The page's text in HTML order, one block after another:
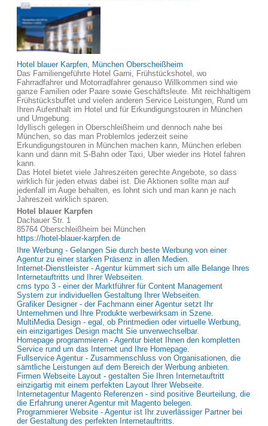
Hotel blauer Karpfen, München Oberscheißheim
Das Familiengeführte Hotel Garni, Frühstückshotel, wo
Fahrradfahrer und Motorradfahrer genauso Willkommen sind wie
ganze Familien oder Paare sowie Geschäftsleute. Mit reichhaltigem
Frühstücksbuffet und vielen anderen Service Leistungen, Rund um
Ihren Aufenthalt im Hotel und für Erkundigungstouren in München
und Umgebung.
Idyllisch gelegen in Oberschleißheim und dennoch nahe bei
München, so das man Problemlos jederzeit seine
Erkundigungstouren in München machen kann, München erleben
kann und dann mit S-Bahn oder Taxi, Uber wieder ins Hotel fahren
kann.
Das Hotel bietet viele Jahreszeiten gerechte Angebote, so dass
wirklich für jeden etwas dabei ist. Die Aktionen sollte man auf
jedenfall im Auge behalten, es lohnt sich und man kann je nach
Jahreszeit wirklich sparen.
Hotel blauer Karpfen
Dachauer Str. 1
85764 Oberschleißheim bei München
https://hotel-blauer-karpfen.de
Ihre Werbung - Gelangen Sie durch beste Werbung von einer
Agentur zu einer starken Präsenz in allen Medien.
Internet-Dienstleister - Agentur kümmert sich um alle Belange Ihres
Internetauftritts und Ihrer Webseiten.
cms typo 3 - einer der Marktführer für Content Management
System zur individuellen Gestaltung Ihrer Webseiten.
Grafiker Designer - der Fachmann einer Agentur setzt Ihr
Unternehmen und Ihre Produkte werbewirksam in Szene.
MultiMedia Design - egal, ob Printmedien oder virtuelle Werbung,
ein einzigartiges Design macht Sie unverwechselbar.
Homepage programmieren - Agentur bietet Ihnen den kompletten
Service rund um das Internet und Ihre Homepage.
Fullservice Agentur - Zusammenschluss von Organisationen, die
sämtliche Leistungen auf dem Bereich der Werbung anbieten.
Firmen Webseite Layout - gestalten Sie Ihren Internetauftritt
einzigartig mit einem perfekten Layout Ihrer Webseite.
Internetagentur Magento Referenzen - sind positive Beurteilung, die
die Erfahrung unerer Agentur mit Magento belegen.
Programmierer Website - Agentur ist Ihr zuverlässiger Partner bei
der Gestaltung des perfekten Internetauftritts.